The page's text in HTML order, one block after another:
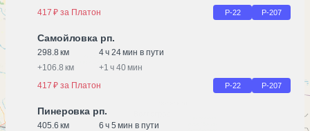
417 ₽ за Платон
Р-22 Р-207
Самойловка рп.
298.8 км
4 ч 24 мин в пути
+106.8 км +1 ч 40 мин
417 ₽ за Платон
Р-22 Р-207
Пинеровка рп.
405.6 км 6 ч 5 мин в пути